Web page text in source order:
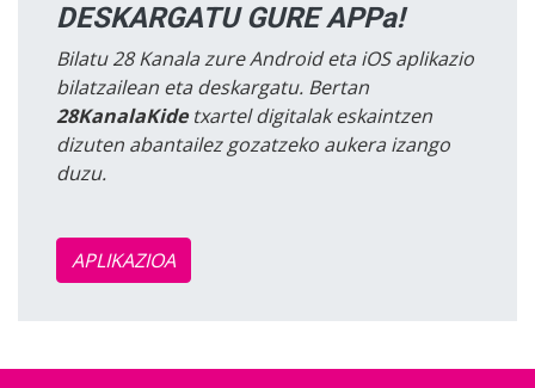
DESKARGATU GURE APPa!
Bilatu 28 Kanala zure Android eta iOS aplikazio
bilatzailean eta deskargatu. Bertan
28KanalaKidetxartel digitalak eskaintzen
dizuten abantailez gozatzeko aukera izango
duzu.
APLIKAZIOA